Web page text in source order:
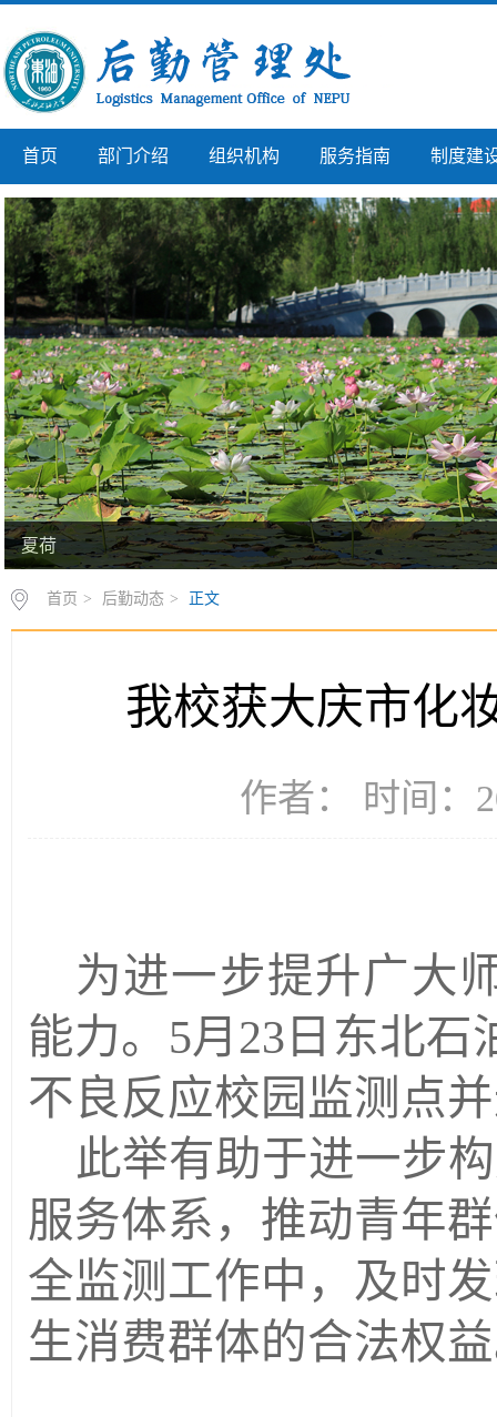
首页 部门介绍 组织机构 服务指南 制度建
夏荷
秋实
首页 > 后勤动态 > 正文
我校获大庆市化
作者： 时间：
为进一步提升广大
能力。 5月23日 东北石
不良反应校园监测点
此举有助于进一步
服务体系，推动青年
全监测工作中，及时
生消费群体的合法权